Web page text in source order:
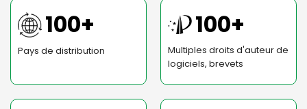
100+
Pays de distribution
100+
Multiples droits d'auteur de
logiciels, brevets